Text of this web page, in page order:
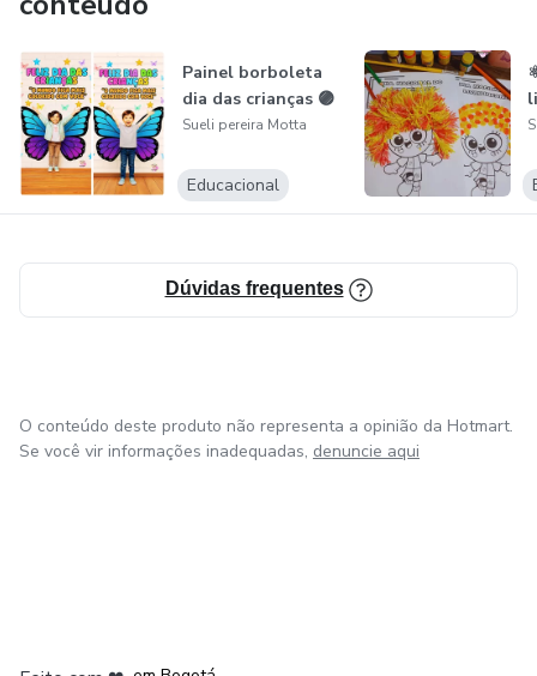
Painel borboleta
dia das crianças 🟣
Sueli pereira Motta
Educacional
Dúvidas frequentes
O conteúdo deste produto não representa a opinião da Hotmart.
Se você vir informações inadequadas, denuncie aqui